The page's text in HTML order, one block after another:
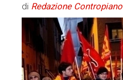
di Redazione Contropiano